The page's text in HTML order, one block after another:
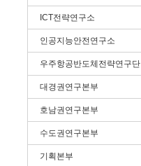
ICT전략연구소
인공지능안전연구소
우주항공반도체전략연구단
대경권연구본부
호남권연구본부
수도권연구본부
기획본부